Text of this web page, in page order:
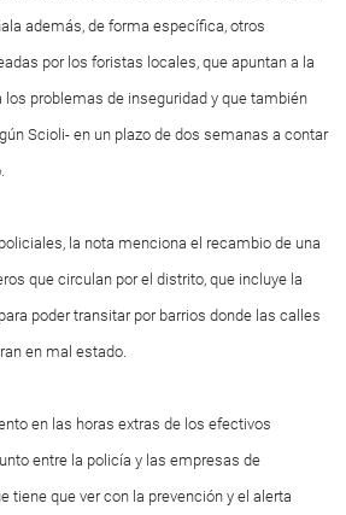
además, de forma específica, otros
por los foristas locales, que apuntan a la
los problemas de inseguridad y que también
Scioli- en un plazo de dos semanas a contar
la nota menciona el recambio de una
que circulan por el distrito, que incluye la
poder transitar por barrios donde las calles
en mal estado.
en las horas extras de los efectivos
entre la policía y las empresas de
tiene que ver con la prevención y el alerta